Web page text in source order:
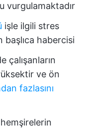
vurgulamaktadır
işle ilgili stres
habercisi
çalışanların
ve ön
fazlasını
hemşirelerin